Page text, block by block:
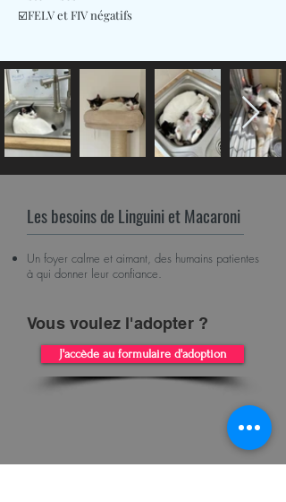
☑️FELV et FIV négatifs
Les besoins de Linguini et Macaroni
Un foyer calme et aimant, des humains patientes
à qui donner leur confiance.
Vous voulez l'adopter ?
J'accède au formulaire d'adoption